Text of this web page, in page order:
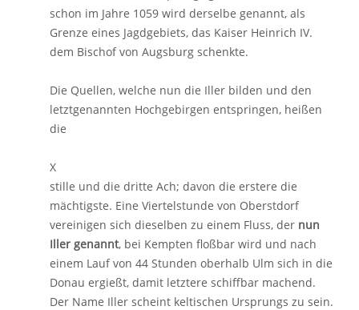
schon im Jahre 1059 wird derselbe genannt, als
Grenze eines Jagdgebiets, das Kaiser Heinrich IV.
dem Bischof von Augsburg schenkte.
Die Quellen, welche nun die Iller bilden und den
letztgenannten Hochgebirgen entspringen, heißen
die
X
stille und die dritte Ach; davon die erstere die
mächtigste. Eine Viertelstunde von Oberstdorf
vereinigen sich dieselben zu einem Fluss, der nun
Iller genannt, bei Kempten floßbar wird und nach
einem Lauf von 44 Stunden oberhalb Ulm sich in die
Donau ergießt, damit letztere schiffbar machend.
Der Name Iller scheint keltischen Ursprungs zu sein.